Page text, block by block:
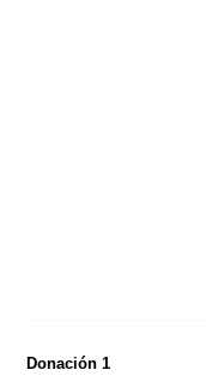
Donación 1